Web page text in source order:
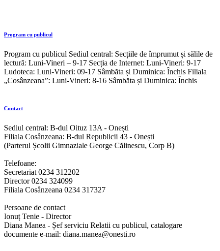
Program cu publicul
Program cu publicul Sediul central: Secțiile de împrumut și sălile de
lectură: Luni-Vineri – 9-17 Secția de Internet: Luni-Vineri: 9-17
Ludoteca: Luni-Vineri: 09-17 Sâmbăta și Duminica: Închis Filiala
„Cosânzeana”: Luni-Vineri: 8-16 Sâmbăta și Duminica: Închis
Contact
Sediul central: B-dul Oituz 13A - Onești
Filiala Cosânzeana: B-dul Republicii 43 - Onești
(Parterul Școlii Gimnaziale George Călinescu, Corp B)
Telefoane:
Secretariat 0234 312202
Director 0234 324099
Filiala Cosânzeana 0234 317327
Persoane de contact
Ionuț Tenie - Director
Diana Manea - Șef serviciu Relatii cu publicul, catalogare
documente e-mail: diana.manea@onesti.ro